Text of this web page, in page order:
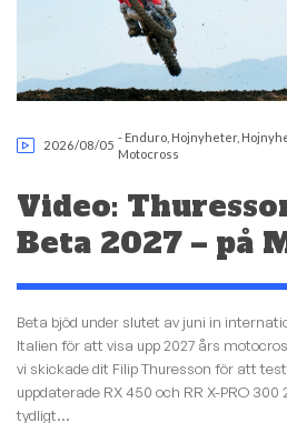
2026/08/05
- Enduro Hojnyheter,
Motocross
Video:
Beta 2027 – på
Beta bjöd under slutet av juni in
Italien för att visa upp 2027 års
vi skickade dit Filip Thuresson för att
uppdaterade RX 450 och RR X-PRO
tydligt...